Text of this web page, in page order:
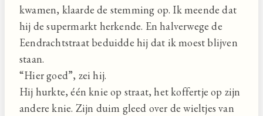
kwamen, klaarde de stemming op. Ik meende dat
hij de supermarkt herkende. En halverwege de
Eendrachtstraat beduidde hij dat ik moest blijven
staan.
“Hier goed”, zei hij.
Hij hurkte, één knie op straat, het koffertje op zijn
andere knie. Zijn duim gleed over de wieltjes van